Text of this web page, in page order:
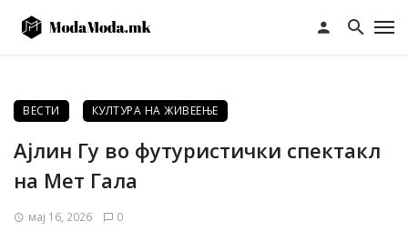
ВЕСТИ КУЛТУРА НА ЖИВЕЕЊЕ
Ајлин Гу во футуристички спектакл
на Мет Гала
мај 16, 2026 0